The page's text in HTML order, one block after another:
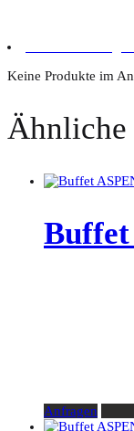
Keine Produkte im
Ähnliche
Buffet
Anfragen